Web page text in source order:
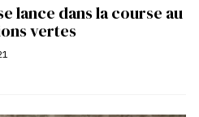
lance dans la course au
vertes